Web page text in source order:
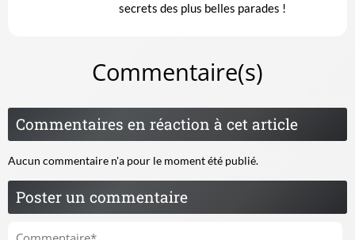
secrets des plus belles parades !
Commentaire(s)
Commentaires en réaction à cet article
Aucun commentaire n'a pour le moment été publié.
Poster un commentaire